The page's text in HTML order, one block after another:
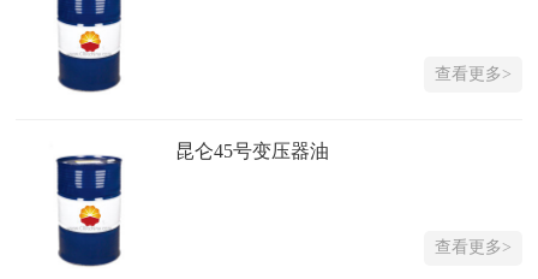
查看更多>
昆仑45号变压器油
查看更多>